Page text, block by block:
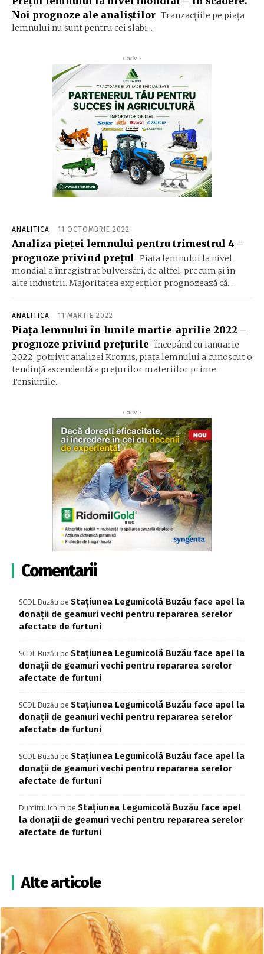
Noi prognoze ale analiștilor Tranzacțiile pe piața
lemnului nu sunt pentru cei slabi...
‹ adv ›
ANALITICA 11 OCTOMBRIE 2022
Analiza pieței lemnului pentru trimestrul 4 –
prognoze privind prețul
Piața lemnului la nivel
mondial a înregistrat bulversări, de altfel, precum și în
alte industrii. Majoritatea experților prognozează că...
ANALITICA 11 MARTIE 2022
Piața lemnului în lunile martie-aprilie 2022 –
prognoze privind prețurile Începând cu ianuarie
2022, potrivit analizei Kronus, piața lemnului a cunoscut o
tendință ascendentă a prețurilor materiilor prime.
Tensiunile...
‹ adv ›
Comentarii
SCDL Buzău pe Stațiunea Legumicolă Buzău face apel la
donații de geamuri vechi pentru repararea serelor
afectate de furtuni
SCDL Buzău pe Stațiunea Legumicolă Buzău face apel la
donații de geamuri vechi pentru repararea serelor
afectate de furtuni
SCDL Buzău pe Stațiunea Legumicolă Buzău face apel la
donații de geamuri vechi pentru repararea serelor
afectate de furtuni
SCDL Buzău pe Stațiunea Legumicolă Buzău face apel la
donații de geamuri vechi pentru repararea serelor
afectate de furtuni
Dumitru Ichim pe Stațiunea Legumicolă Buzău face apel
la donații de geamuri vechi pentru repararea serelor
afectate de furtuni
Alte articole